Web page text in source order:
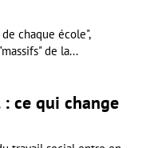
chaque école",
de la...
ce qui change